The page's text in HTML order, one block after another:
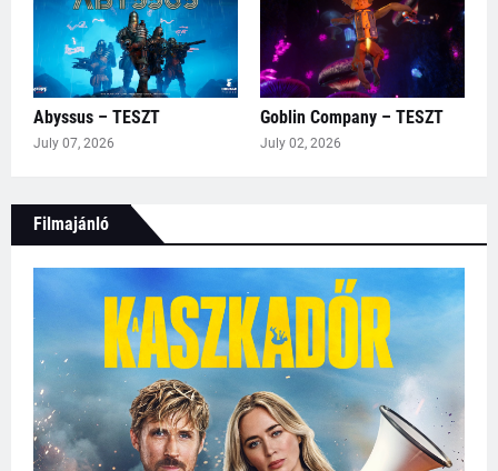
Abyssus – TESZT
July 07, 2026
Goblin Company – TESZT
July 02, 2026
Filmajánló